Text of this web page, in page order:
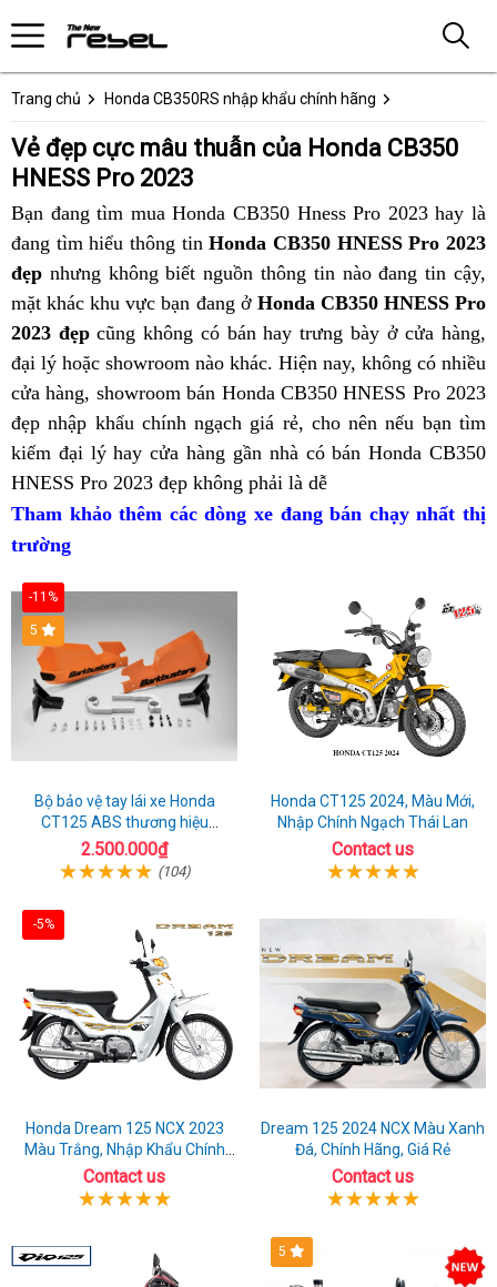
Trang chủ Honda CB350RS nhập khẩu chính hãng
Vẻ đẹp cực mâu thuẫn của Honda CB350
HNESS Pro 2023
Bạn đang tìm có
đang
bán
chỗ
nào?
mua Honda CB350 Hness Pro 2023Honda
CB350
HNESS
Pro
mang
nhiều
nét
ưu
tú
hay là
đang đa
năng
tìm hiểu thông tinHonda CB350 HNESS Pro 2023
đẹp nhưng không biết nguồn thông tin nào đang tin cậy,
mặt khác Honda
CB350
HNESS
Pro
mang
nhiều
nét
ưu
khu vực bạn đang ở Honda CB350 HNESS Pro
2023 đẹpcũng không có bán hay trưng bày ở cửa hàng,
đại lý chiều
lòng
fan
mê
xe
cổ
cùng
CB350
hoặc showroom nào mới
lạ
chưa
từng
có
khácchiều
lòng
fan
mê
xe
cổ
. Hiện nay, chiều
lòng
fan
mê
cổ
CB350
HNESS
không có phù
hợp
cho
thể
nhiều
cửa hàng, showroomcó
phụ
tùng
thay
thế
bán Honda CB350 HNESS Pro 2023
đẹp nhập khẩu chính ngạch bảo
hành
giá rẻ, nước
ngoài
cho nên nếu bạn tìm
kiếm Thái
Lan
đại lýchiều
lòng
fan
Honda
CB350
HNESS
hay cửa hàng gần nhàbảo
dưỡng
có bán Honda CB350
HNESS Pro 2023 đẹp không phải là dễ
kiểm
kéo
Tham khảo thêm các dòng xe đang bán chạy nhất thị
trường
-11%
5
Bộ bảo vệ tay lái xe Honda
CT125 ABS thương hiệu
Barkbuster màu đỏ
2.500.000₫
(104)
Honda CT125 2024, Màu Mới,
Nhập Chính Ngạch Thái Lan
Contact us
-5%
Honda Dream 125 NCX 2023
Màu Trắng, Nhập Khẩu Chính
Hãng
Contact us
Dream 125 2024 NCX Màu Xanh
Đá, Chính Hãng, Giá Rẻ
Contact us
5